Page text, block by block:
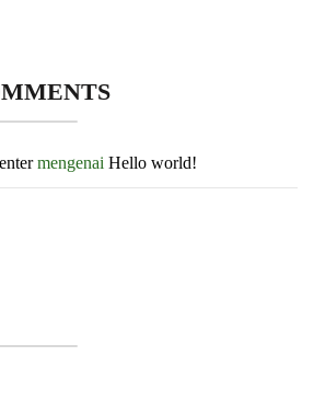
mengenai Hello world!